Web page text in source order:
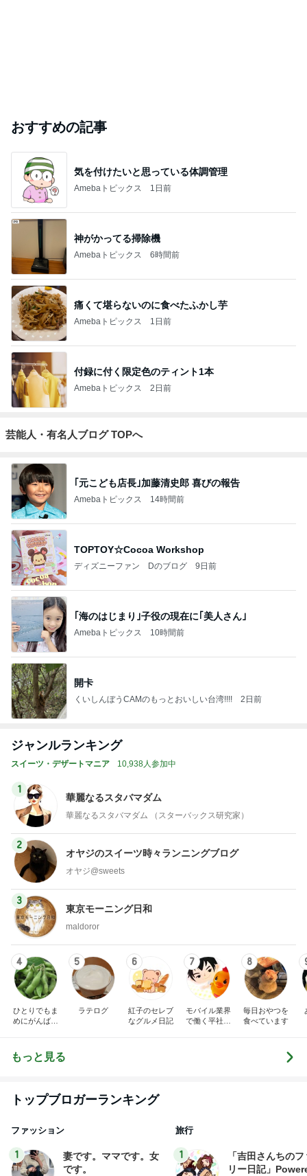
おすすめの記事
気を付けたいと思っている体調管理
Amebaトピックス 1日前
神がかってる掃除機
Amebaトピックス 6時間前
痛くて堪らないのに食べたふかし芋
Amebaトピックス 1日前
付録に付く限定色のティント1本
Amebaトピックス 2日前
芸能人・有名人ブログ TOPへ
｢元こども店長｣加藤清史郎 喜びの報告
Amebaトピックス 14時間前
TOPTOY☆Cocoa Workshop
ディズニーファン Dのブログ 9日前
｢海のはじまり｣子役の現在に｢美人さん｣
Amebaトピックス 10時間前
開卡
くいしんぼうCAMのもっとおいしい台湾!!!! 2日前
ジャンルランキング
スイーツ・デザートマニア 10,938人参加中
1
華麗なるスタバマダム
華麗なるスタバマダム （スターバックス研究家）
2
オヤジのスイーツ時々ランニングブログ
オヤジ@sweets
3
東京モーニング日和
maldoror
4
ひとりでもま
めにがんばる
5
ラテログ
6
紅子のセレブ
なグルメ日記
7
モバイル業界
で働く平社員
8
毎日おやつを
食べています
もっと見る
トップブロガーランキング
ファッション
1
妻です。ママです。女
です。
旅行
1
「吉田さんちの
リー日記」